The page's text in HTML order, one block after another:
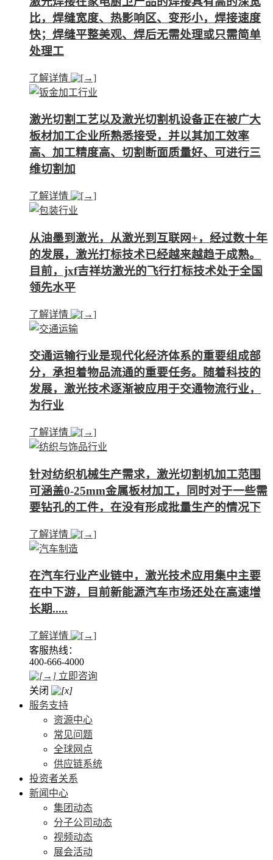
比，焊缝宽度、热影响区、变形小，焊接速度
快；焊缝平整美观、焊后无需处理或只需简单
处理工
了解详情
激光切割工艺以及激光切割机设备正在被广大
板材加工企业所熟悉接受，并以其加工效率
高、加工精度高、切割断面质量好、可进行三
维切割加
了解详情
从油墨到激光，从激光到互联网+，经过数十年
的发展，激光打标技术已经越来越趋于成熟。
目前，jxf吉祥坊激光的飞行打标技术处于全国
领先水平
了解详情
交通运输行业是现代化经济体系的重要组成部
分，承担着物品流通的重要任务。随着科技的
发展，激光技术逐渐被应用于交通物流行业，
为行业
了解详情
针对纺织机械生产需求，激光切割机加工范围
可涵盖0-25mm金属板材加工，同时对于一些需
要钻孔的工件，在没有形成批量生产的情况下
了解详情
在汽车行业产业链中，激光技术应用集中主要
在中下游，目前新能源汽车市场还处在高速增
长期.....
了解详情
客服热线：
400-666-4000
立即咨询
关闭
服务支持
资源中心
常见问题
全球网点
供应链系统
投资者关系
新闻中心
集团动态
分子公司动态
视频动态
展会活动